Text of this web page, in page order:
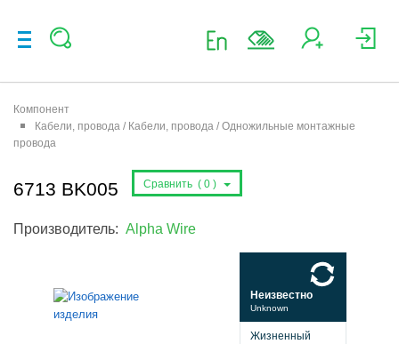
Компонент
Кабели, провода / Кабели, провода / Одножильные монтажные
провода
6713 BK005 Сравнить ( 0 )
Производитель: Alpha Wire